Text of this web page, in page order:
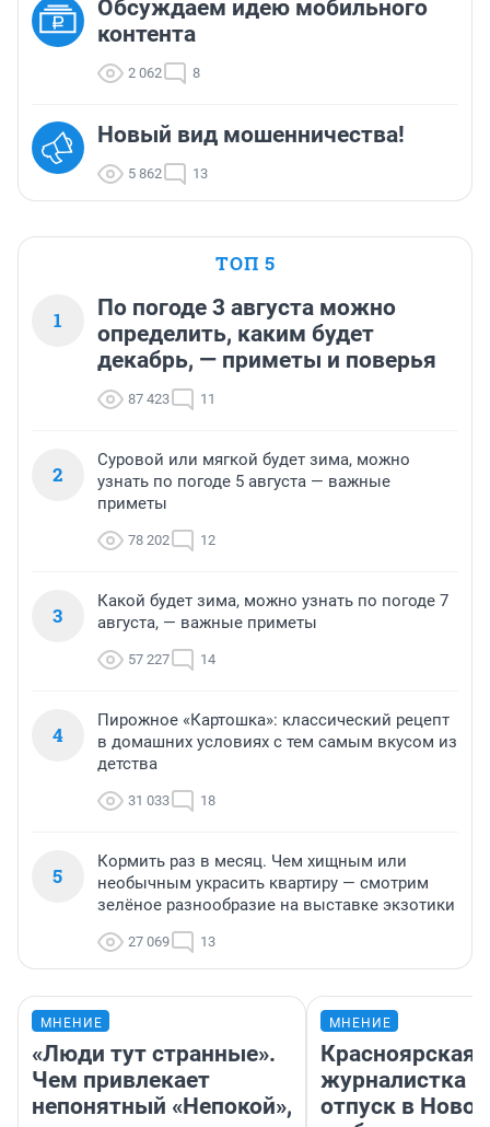
Обсуждаем идею мобильного
контента
2 062 8
Новый вид мошенничества!
5 862 13
ТОП 5
1
По погоде 3 августа можно
определить, каким будет
декабрь, — приметы и поверья
87 423 11
2
Суровой или мягкой будет зима, можно
узнать по погоде 5 августа — важные
приметы
78 202 12
3
Какой будет зима, можно узнать по погоде 7
августа, — важные приметы
57 227 14
4
Пирожное «Картошка»: классический рецепт
в домашних условиях с тем самым вкусом из
детства
31 033 18
5
Кормить раз в месяц. Чем хищным или
необычным украсить квартиру — смотрим
зелёное разнообразие на выставке экзотики
27 069 13
МНЕНИЕ
«Люди тут странные».
Чем привлекает
непонятный «Непокой»,
МНЕНИЕ
Красноярская
журналистка
отпуск в